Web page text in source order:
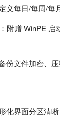
义每日/每周/每
：附赠 WinPE
份文件加密、
化界面分区清